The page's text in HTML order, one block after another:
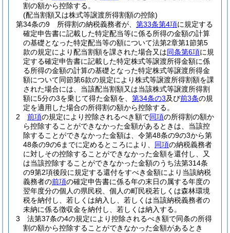
割の額から控除する。
(配当割額又は株式等譲渡所得割額の控除)
第34条の9
所得割の納税義務者が、 第33条第4項に規定する
確定申告書に記載した特定配当等に係る所得の金額の計算
の基礎となった特定配当等の額について法第2章第1節第5
款の規定により配当割額を課された場合又は同条第6項に規
定する確定申告書に記載した特定株式等譲渡所得金額に係
る所得の金額の計算の基礎となった特定株式等譲渡所得金
額について同節第6款の規定により株式等譲渡所得割額を課
された場合には、当該配当割額又は当該株式等譲渡所得割
額に5分の3を乗じて得た金額を、 第34条の3及び前3条の規
定を適用した場合の所得割の額から控除する。
2
前項の規定により控除されるべき額で同項の所得割の額か
ら控除することができなかった金額があるときは、当該控
除することができなかった金額は、令第48条の9の3から第
48条の9の6までに定めるところにより、 同項の納税義務者
に対しその控除することができなかった金額を還付し、又
は当該控除することができなかった金額のうち法第314条
の9第2項後段に規定する還付をすべき金額により当該納税
義務者の前項の確定申告書に係る年の末日の属する年度の
翌年度分の個人の県民税、個人の町民税若しくは森林環境
税を納付し、若しくは納入し、若しくは当該納税義務者の
未納に係る徴収金を納付し、若しくは納入する。
3
法第37条の4の規定により控除されるべき額で同条の所得
割の額から控除することができなかった金額があるとき